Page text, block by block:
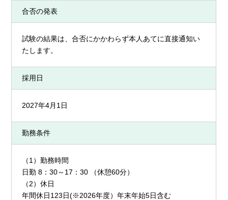
合否の発表
試験の結果は、合否にかかわらず本人あてに直接通知い
たします。
採用日
2027年4月1日
勤務条件
（1）勤務時間
日勤 8：30～17：30 （休憩60分）
（2）休日
年間休日123日(※2026年度）年末年始5日含む